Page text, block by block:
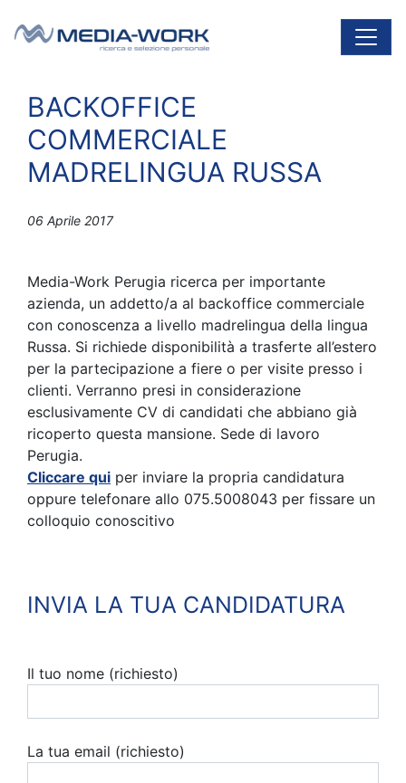
Navigazione principale
BACKOFFICE
COMMERCIALE
MADRELINGUA RUSSA
06 Aprile 2017
Media-Work Perugia ricerca per importante
azienda, un addetto/a al backoffice commerciale
con conoscenza a livello madrelingua della lingua
Russa. Si richiede disponibilità a trasferte all’estero
per la partecipazione a fiere o per visite presso i
clienti. Verranno presi in considerazione
esclusivamente CV di candidati che abbiano già
ricoperto questa mansione. Sede di lavoro
Perugia.
Cliccare qui per inviare la propria candidatura
oppure telefonare allo 075.5008043 per fissare un
colloquio conoscitivo
INVIA LA TUA CANDIDATURA
Il tuo nome (richiesto)
La tua email (richiesto)